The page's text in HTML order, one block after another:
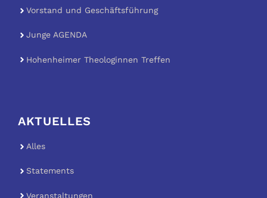
Vorstand und Geschäftsführung
Junge AGENDA
Hohenheimer Theologinnen Treffen
AKTUELLES
Alles
Statements
Veranstaltungen